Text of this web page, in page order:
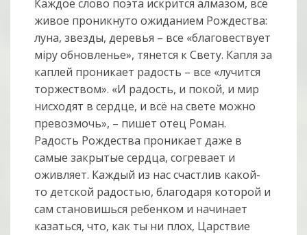
Каждое слово поэта искрится алмазом, все
живое проникнуто ожиданием Рождества:
луна, звезды, деревья – все «благовествует
мiру обновленье», тянется к Свету. Капля за
каплей проникает радость – все «лучится
торжеством». «И радость, и покой, и мир
нисходят в сердце, и всё на свете можно
превозмочь», – пишет отец Роман.
Радость Рождества проникает даже в
самые закрытые сердца, согревает и
оживляет. Каждый из нас счастлив какой-
то детской радостью, благодаря которой и
сам становишься ребенком и начинает
казаться, что, как ты ни плох, Царствие